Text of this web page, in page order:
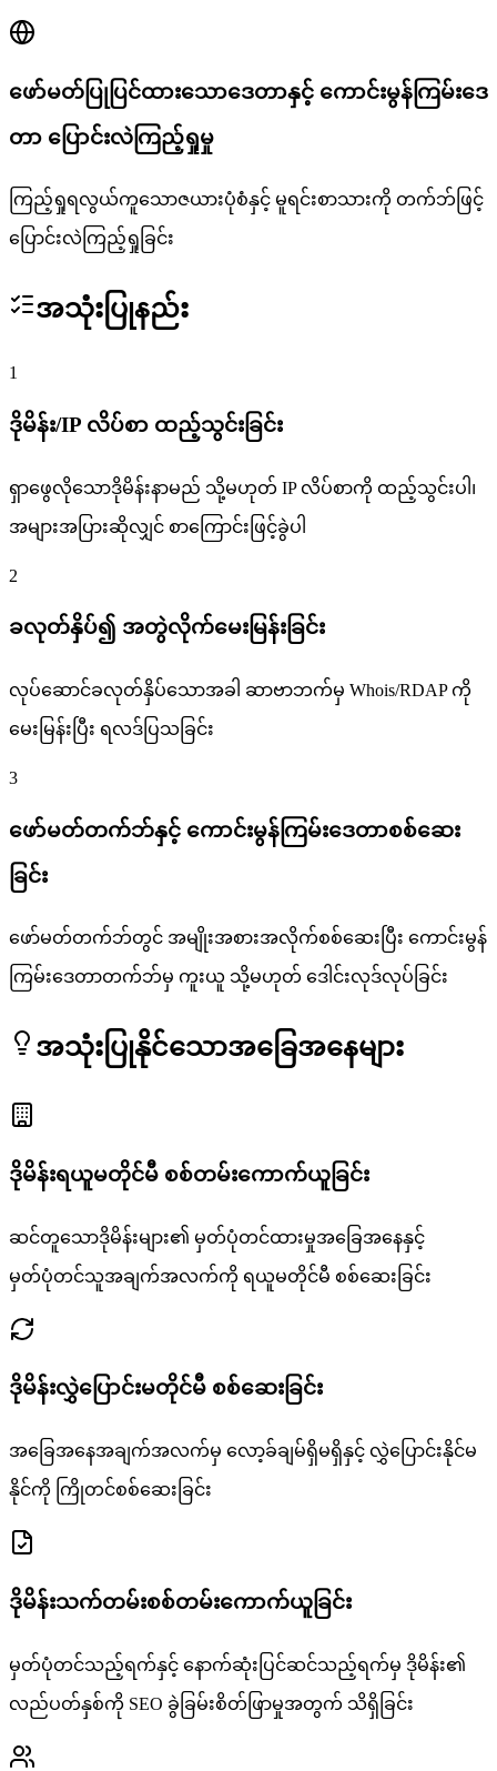
ဖော်မတ်ပြုပြင်ထားသောဒေတာနှင့် ကောင်းမွန်ကြမ်းဒေ
တာ ပြောင်းလဲကြည့်ရှုမှု
ကြည့်ရှုရလွယ်ကူသောဇယားပုံစံနှင့် မူရင်းစာသားကို တက်ဘ်ဖြင့်
ပြောင်းလဲကြည့်ရှုခြင်း
အသုံးပြုနည်း
1
ဒိုမိန်း/IP လိပ်စာ ထည့်သွင်းခြင်း
ရှာဖွေလိုသောဒိုမိန်းနာမည် သို့မဟုတ် IP လိပ်စာကို ထည့်သွင်းပါ၊
အများအပြားဆိုလျှင် စာကြောင်းဖြင့်ခွဲပါ
2
ခလုတ်နှိပ်၍ အတွဲလိုက်မေးမြန်းခြင်း
လုပ်ဆောင်ခလုတ်နှိပ်သောအခါ ဆာဗာဘက်မှ Whois/RDAP ကို
မေးမြန်းပြီး ရလဒ်ပြသခြင်း
3
ဖော်မတ်တက်ဘ်နှင့် ကောင်းမွန်ကြမ်းဒေတာစစ်ဆေး
ခြင်း
ဖော်မတ်တက်ဘ်တွင် အမျိုးအစားအလိုက်စစ်ဆေးပြီး ကောင်းမွန်
ကြမ်းဒေတာတက်ဘ်မှ ကူးယူ သို့မဟုတ် ဒေါင်းလုဒ်လုပ်ခြင်း
အသုံးပြုနိုင်သောအခြေအနေများ
ဒိုမိန်းရယူမတိုင်မီ စစ်တမ်းကောက်ယူခြင်း
ဆင်တူသောဒိုမိန်းများ၏ မှတ်ပုံတင်ထားမှုအခြေအနေနှင့်
မှတ်ပုံတင်သူအချက်အလက်ကို ရယူမတိုင်မီ စစ်ဆေးခြင်း
ဒိုမိန်းလွှဲပြောင်းမတိုင်မီ စစ်ဆေးခြင်း
အခြေအနေအချက်အလက်မှ လော့ခ်ချမ်ရှိမရှိနှင့် လွှဲပြောင်းနိုင်မ
နိုင်ကို ကြိုတင်စစ်ဆေးခြင်း
ဒိုမိန်းသက်တမ်းစစ်တမ်းကောက်ယူခြင်း
မှတ်ပုံတင်သည့်ရက်နှင့် နောက်ဆုံးပြင်ဆင်သည့်ရက်မှ ဒိုမိန်း၏
လည်ပတ်နှစ်ကို SEO ခွဲခြမ်းစိတ်ဖြာမှုအတွက် သိရှိခြင်း